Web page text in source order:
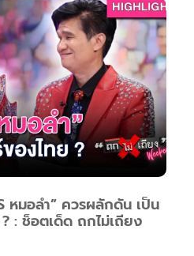
หมอลำ” ควรผลักดัน เป็น
: ช็อตเด็ด ถกไม่เถียง